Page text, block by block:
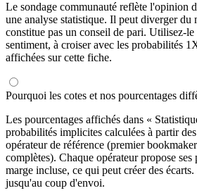
Le sondage communauté reflète l'opinion
une analyse statistique. Il peut diverger du
constitue pas un conseil de pari. Utilisez-
sentiment, à croiser avec les probabilités
affichées sur cette fiche.
Pourquoi les cotes et nos pourcentages
Les pourcentages affichés dans «
probabilités implicites calculées à partir
opérateur de référence (premier
complètes). Chaque opérateur propose ses
marge incluse, ce qui peut créer des
jusqu'au coup d'envoi.